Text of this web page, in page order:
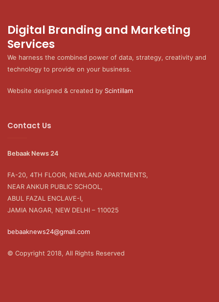
Digital Branding and Marketing
Services
We harness the combined power of data, strategy, creativity and
technology to provide on your business.
Website designed & created by Scintillam
Contact Us
Bebaak News 24
FA-20, 4TH FLOOR, NEWLAND APARTMENTS,
NEAR ANKUR PUBLIC SCHOOL,
ABUL FAZAL ENCLAVE-I,
JAMIA NAGAR, NEW DELHI – 110025
bebaaknews24@gmail.com
© Copyright 2018, All Rights Reserved